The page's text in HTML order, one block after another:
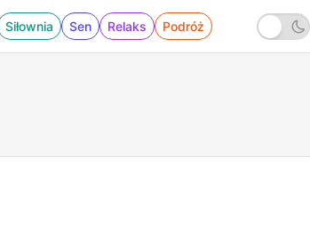
Siłownia Sen Relaks Podróż